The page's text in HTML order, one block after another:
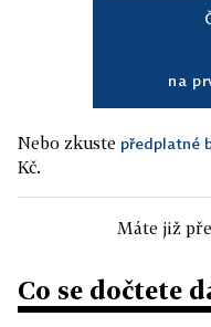
na
Nebo zkuste předplatné
Kč.
Máte již
Co se dočtete